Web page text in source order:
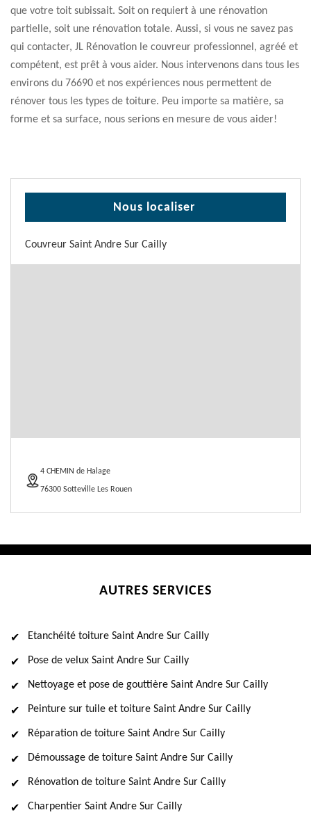
que votre toit subissait. Soit on requiert à une rénovation
partielle, soit une rénovation totale. Aussi, si vous ne savez pas
qui contacter, JL Rénovation le couvreur professionnel, agréé et
compétent, est prêt à vous aider. Nous intervenons dans tous les
environs du 76690 et nos expériences nous permettent de
rénover tous les types de toiture. Peu importe sa matière, sa
forme et sa surface, nous serions en mesure de vous aider!
Nous localiser
Couvreur Saint Andre Sur Cailly
4 CHEMIN de Halage
76300 Sotteville Les Rouen
AUTRES SERVICES
Etanchéité toiture Saint Andre Sur Cailly
Pose de velux Saint Andre Sur Cailly
Nettoyage et pose de gouttière Saint Andre Sur Cailly
Peinture sur tuile et toiture Saint Andre Sur Cailly
Réparation de toiture Saint Andre Sur Cailly
Démoussage de toiture Saint Andre Sur Cailly
Rénovation de toiture Saint Andre Sur Cailly
Charpentier Saint Andre Sur Cailly